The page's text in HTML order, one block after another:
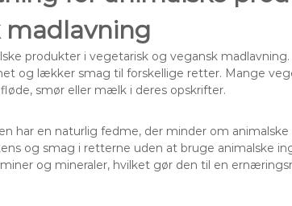
madlavning
produkter i vegetarisk og vegansk
og lækker smag til forskellige retter. Mange
smør eller mælk i deres opskrifter.
har en naturlig fedme, der minder om animalske
og smag i retterne uden at bruge animalske
og mineraler, hvilket gør den til en